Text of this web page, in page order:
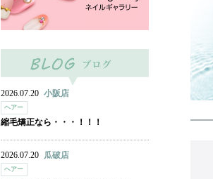
2026.07.20 小阪店
ヘアー
縮毛矯正なら・・・！！！
2026.07.20 瓜破店
ヘアー